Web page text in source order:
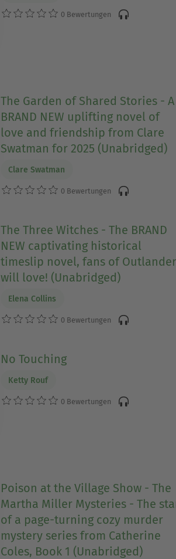
0 Bewertungen
The Garden of Shared Stories - A
BRAND NEW uplifting novel of
love and friendship from Clare
Swatman for 2025 (Unabridged)
Clare Swatman
0 Bewertungen
The Three Witches - The BRAND
NEW captivating historical
timeslip novel, fans of Outlander
will love! (Unabridged)
Elena Collins
0 Bewertungen
No Touching
Ketty Rouf
0 Bewertungen
Poison at the Village Show - The
Martha Miller Mysteries - The
of a page-turning cozy murder
mystery series from Catherine
Coles, Book 1 (Unabridged)